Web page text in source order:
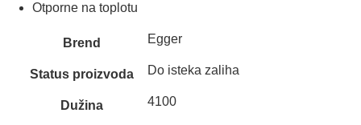
Otporne na toplotu
Brend Egger
Status proizvoda Do isteka zaliha
Dužina 4100